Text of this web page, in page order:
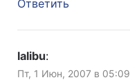
Ответить
lalibu:
Пт, 1 Июн, 2007 в 05:09